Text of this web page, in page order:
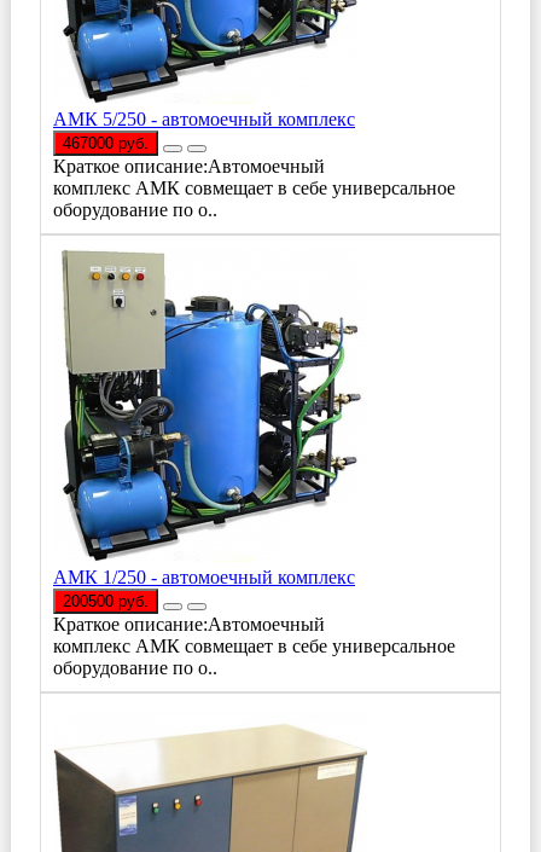
АМК 5/250 - автомоечный комплекс
467000 руб.
Краткое описание:Автомоечный
комплекс АМК совмещает в себе универсальное
оборудование по о..
АМК 1/250 - автомоечный комплекс
200500 руб.
Краткое описание:Автомоечный
комплекс АМК совмещает в себе универсальное
оборудование по о..